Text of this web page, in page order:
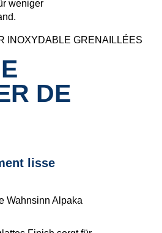
INOXYDABLE GRENAILLÉES
DE
lisse